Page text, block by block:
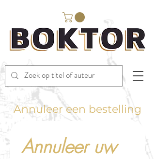
Annuleer een bestelling
Annuleer uw